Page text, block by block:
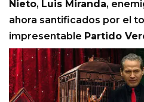
Nieto, Luis Miranda,
ahora santificados por el
impresentable Partido